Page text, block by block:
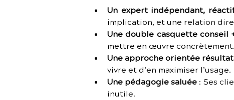
Un expert indépendant,
implication, et une relation
Une double casquette conseil
mettre en œuvre concrètement.
Une approche orientée
vivre et d’en maximiser l’usage.
Une pédagogie saluée : Ses
inutile.